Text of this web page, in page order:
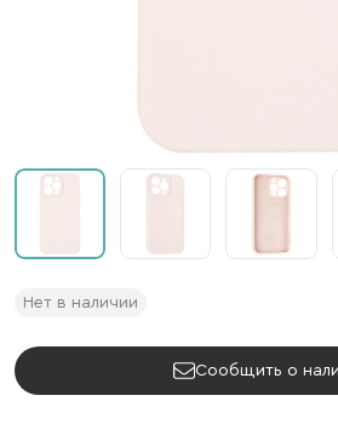
Нет в наличии
Сообщить о